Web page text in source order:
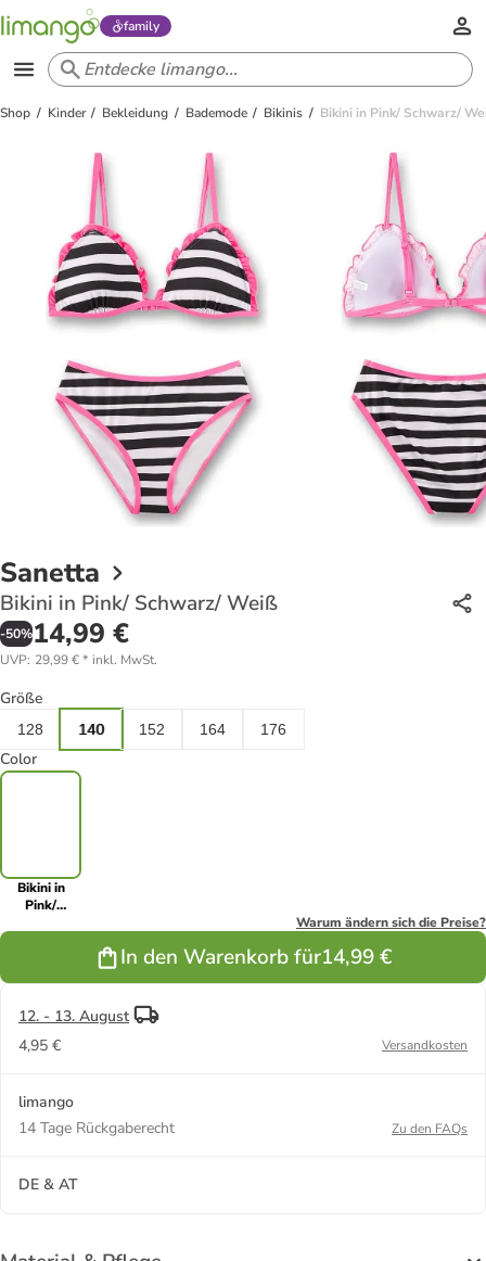
family
Shop Kinder Bekleidung Bademode Bikinis Bikini in Pink/ Schwarz/
Sanetta
Bikini in Pink/ Schwarz/ Weiß
-50%14,99 €
UVP: 29,99 €* inkl. MwSt.
Größe
128 140 152 164 176
Color
Bikini in
Pink/
Warum ändern sich die Preise?
In den Warenkorb für14,99 €
12. - 13. August
4,95 €
Versandkosten
limango
14 Tage Rückgaberecht
Zu den FAQs
DE & AT